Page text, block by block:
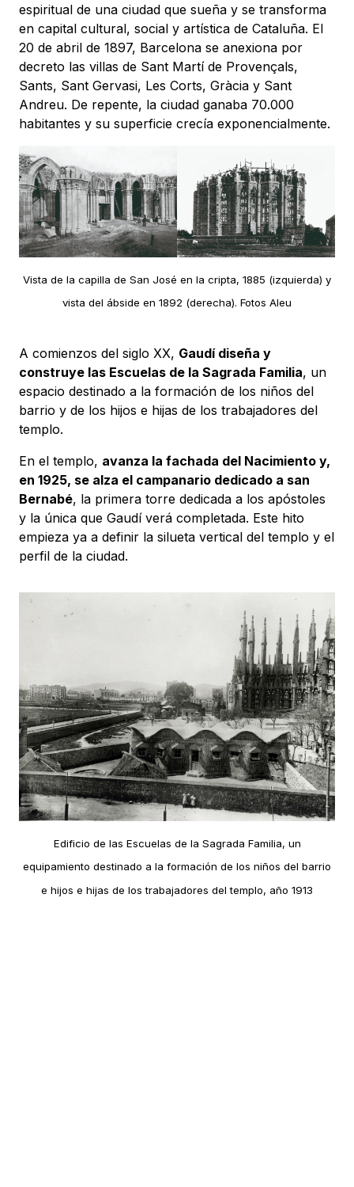
espiritual de una ciudad que sueña y se transforma
en capital cultural, social y artística de Cataluña. El
20 de abril de 1897, Barcelona se anexiona por
decreto las villas de Sant Martí de Provençals,
Sants, Sant Gervasi, Les Corts, Gràcia y Sant
Andreu. De repente, la ciudad ganaba 70.000
habitantes y su superficie crecía exponencialmente.
Vista de la capilla de San José en la cripta, 1885 (izquierda) y
vista del ábside en 1892 (derecha). Fotos Aleu
A comienzos del siglo XX, Gaudí diseña y
construye las Escuelas de la Sagrada Familia, un
espacio destinado a la formación de los niños del
barrio y de los hijos e hijas de los trabajadores del
templo.
En el templo, avanza la fachada del Nacimiento y,
en 1925, se alza el campanario dedicado a san
Bernabé, la primera torre dedicada a los apóstoles
y la única que Gaudí verá completada. Este hito
empieza ya a definir la silueta vertical del templo y el
perfil de la ciudad.
Edificio de las Escuelas de la Sagrada Familia, un
equipamiento destinado a la formación de los niños del barrio
e hijos e hijas de los trabajadores del templo, año 1913